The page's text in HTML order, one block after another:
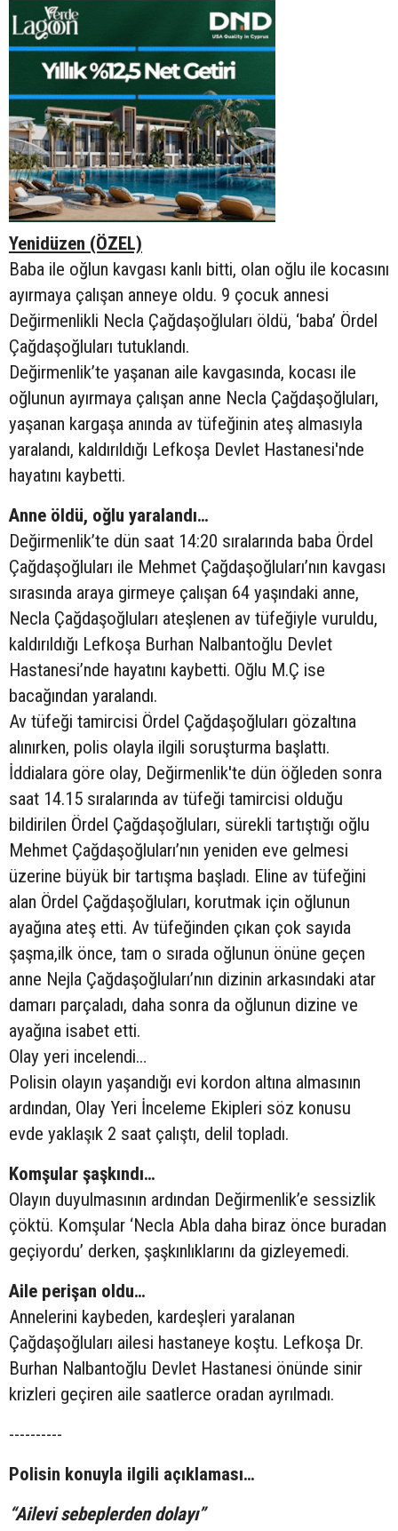
Yenidüzen (ÖZEL)
Baba ile oğlun kavgası kanlı bitti, olan oğlu ile kocasını
ayırmaya çalışan anneye oldu. 9 çocuk annesi
Değirmenlikli Necla Çağdaşoğluları öldü, ‘baba’ Ördel
Çağdaşoğluları tutuklandı.
Değirmenlik’te yaşanan aile kavgasında, kocası ile
oğlunun ayırmaya çalışan anne Necla Çağdaşoğluları,
yaşanan kargaşa anında av tüfeğinin ateş almasıyla
yaralandı, kaldırıldığı Lefkoşa Devlet Hastanesi'nde
hayatını kaybetti.
Anne öldü, oğlu yaralandı…
Değirmenlik’te dün saat 14:20 sıralarında baba Ördel
Çağdaşoğluları ile Mehmet Çağdaşoğluları’nın kavgası
sırasında araya girmeye çalışan 64 yaşındaki anne,
Necla Çağdaşoğluları ateşlenen av tüfeğiyle vuruldu,
kaldırıldığı Lefkoşa Burhan Nalbantoğlu Devlet
Hastanesi’nde hayatını kaybetti. Oğlu M.Ç ise
bacağından yaralandı.
Av tüfeği tamircisi Ördel Çağdaşoğluları gözaltına
alınırken, polis olayla ilgili soruşturma başlattı.
İddialara göre olay, Değirmenlik'te dün öğleden sonra
saat 14.15 sıralarında av tüfeği tamircisi olduğu
bildirilen Ördel Çağdaşoğluları, sürekli tartıştığı oğlu
Mehmet Çağdaşoğluları’nın yeniden eve gelmesi
üzerine büyük bir tartışma başladı. Eline av tüfeğini
alan Ördel Çağdaşoğluları, korutmak için oğlunun
ayağına ateş etti. Av tüfeğinden çıkan çok sayıda
şaşma,ilk önce, tam o sırada oğlunun önüne geçen
anne Nejla Çağdaşoğluları’nın dizinin arkasındaki atar
damarı parçaladı, daha sonra da oğlunun dizine ve
ayağına isabet etti.
Olay yeri incelendi…
Polisin olayın yaşandığı evi kordon altına almasının
ardından, Olay Yeri İnceleme Ekipleri söz konusu
evde yaklaşık 2 saat çalıştı, delil topladı.
Komşular şaşkındı…
Olayın duyulmasının ardından Değirmenlik’e sessizlik
çöktü. Komşular ‘Necla Abla daha biraz önce buradan
geçiyordu’ derken, şaşkınlıklarını da gizleyemedi.
Aile perişan oldu…
Annelerini kaybeden, kardeşleri yaralanan
Çağdaşoğluları ailesi hastaneye koştu. Lefkoşa Dr.
Burhan Nalbantoğlu Devlet Hastanesi önünde sinir
krizleri geçiren aile saatlerce oradan ayrılmadı.
----------
Polisin konuyla ilgili açıklaması…
“Ailevi sebeplerden dolayı”